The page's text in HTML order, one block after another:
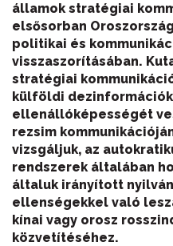
államok stratégiai
elsősorban
politikai és
visszaszorításában.
stratégiai
külföldi
ellenállóképességét
rezsim
vizsgáljuk, az
rendszerek általában
általuk irányított
ellenségekkel való
kínai vagy orosz
közvetítéséhez.